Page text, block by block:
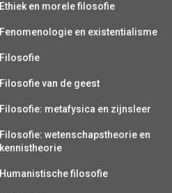
Ethiek en morele filosofie
Fenomenologie en existentialisme
Filosofie
Filosofie van de geest
Filosofie: metafysica en zijnsleer
Filosofie: wetenschapstheorie en
kennistheorie
Humanistische filosofie